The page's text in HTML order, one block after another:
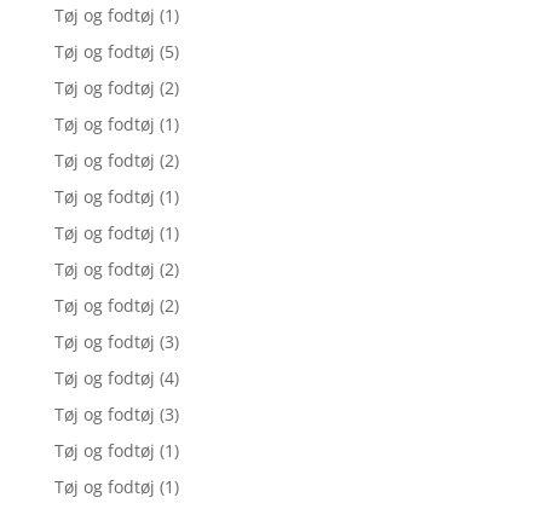
Tøj og fodtøj (1)
Tøj og fodtøj (5)
Tøj og fodtøj (2)
Tøj og fodtøj (1)
Tøj og fodtøj (2)
Tøj og fodtøj (1)
Tøj og fodtøj (1)
Tøj og fodtøj (2)
Tøj og fodtøj (2)
Tøj og fodtøj (3)
Tøj og fodtøj (4)
Tøj og fodtøj (3)
Tøj og fodtøj (1)
Tøj og fodtøj (1)